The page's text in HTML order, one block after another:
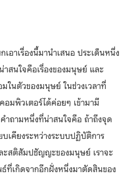
อาเรื่องนี้มานำเสนอ ประเด็นหนึ่ง
สนใจคือเรื่องของมนุษย์ และ
ในตัวของมนุษย์ ในช่วงเวลาที่
มพิวเตอร์ได้ค่อยๆ เข้ามามี
ถามหนึ่งที่น่าสนใจคือ ถ้าถึงจุด
เคียงระหว่างระบบปฏิบัติการ
ะสติสัมปชัญญะของมนุษย์ เราจะ
ธ์ที่เกิดจากอีกฝั่งหนึ่งมาตัดสินของ